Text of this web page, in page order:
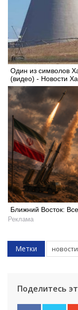
Один из символов
(видео) - Новости
Ближний Восток:
Реклама
Метки
Поделитесь